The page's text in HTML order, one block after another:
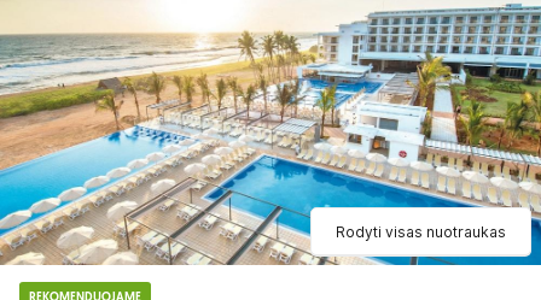
kelionės
Kruizai
Rodyti visas nuotraukas